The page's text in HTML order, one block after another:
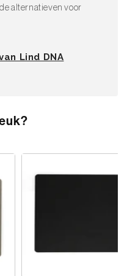
alternatieven voor
Lind DNA